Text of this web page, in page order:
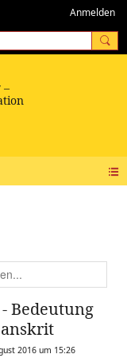
Anmelden
Bedeutung
2016 um 15:26